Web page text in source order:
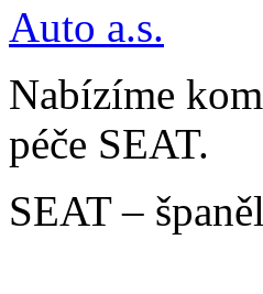
Nabízíme
péče SEAT.
SEAT –